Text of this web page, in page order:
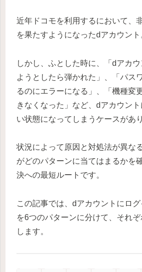
近年ドコモを利用するにおいて、
を果たすようになったdアカウント
しかし、ふとした時に、「dアカ
ようとしたら弾かれた」、「パス
るのにエラーになる」、「機種変
きなくなった」など、dアカウン
い状態になってしまうケースがあ
状況によって原因と対処法が異な
がどのパターンに当てはまるかを
決への最短ルートです。
この記事では、dアカウントにロ
を6つのパターンに分けて、それ
します。